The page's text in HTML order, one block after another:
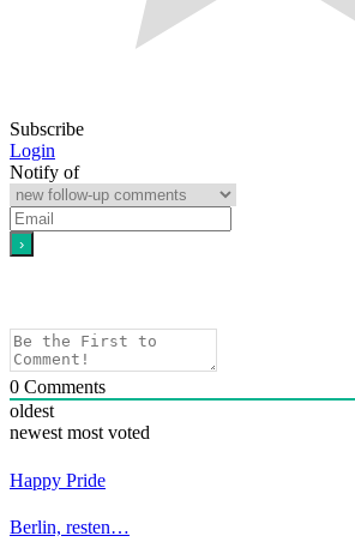
Subscribe
Login
Notify of
0 Comments
oldest
newest most voted
Happy Pride
Berlin, resten…